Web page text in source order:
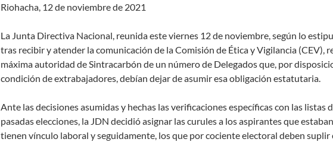
Riohacha, 12 de noviembre de 2021
La Junta Directiva Nacional, reunida este viernes 12 de noviembre, según lo
tras recibir y atender la comunicación de la Comisión de Ética y Vigilancia (CEV),
máxima autoridad de Sintracarbón de un número de Delegados que, por
condición de extrabajadores, debían dejar de asumir esa obligación estatutaria.
Ante las decisiones asumidas y hechas las verificaciones específicas con las listas
pasadas elecciones, la JDN decidió asignar las curules a los aspirantes que
tienen vínculo laboral y seguidamente, los que por cociente electoral deben suplir